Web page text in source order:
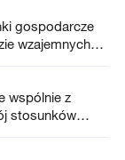
gospodarcze
wzajemnych
wspólnie z
stosunków